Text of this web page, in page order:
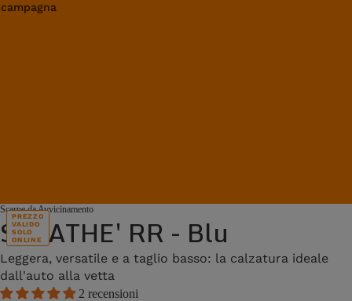
PREZZO
VALIDO
SOLO
ONLINE
Scarpe da Avvicinamento
SALATHE' RR - Blu
Leggera, versatile e a taglio basso: la calzatura ideale
dall'auto alla vetta
2 recensioni